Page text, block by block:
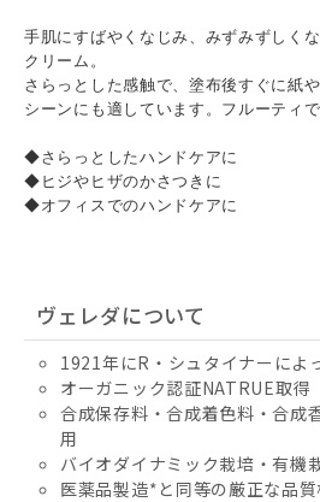
手肌にすばやくなじみ、みずみずしく
クリーム。
さらっとした感触で、塗布後すぐに紙
シーンにも適しています。フルーティ
◆さらっとしたハンドケアに
◆ヒジやヒザのかさつきに
◆オフィスでのハンドケアに
ヴェレダについて
1921年にR・シュタイナーによ
オーガニック認証NATRUE取得
合成保存料・合成着色料・合成
用
バイオダイナミック栽培・有機
医薬品製造*と同等の厳正な品